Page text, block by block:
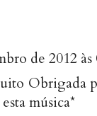
de 2012 às
Obrigada
música*